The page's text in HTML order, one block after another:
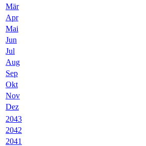
Mär
Apr
Mai
Jun
Jul
Aug
Sep
Okt
Nov
Dez
2043
2042
2041